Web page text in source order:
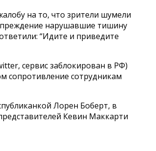
на то, что зрители шумели
нарушавшие тишину
“Идите и приведите
сервис заблокирован в РФ)
сопротивление сотрудникам
Лорен Боберт, в
Кевин Маккарти